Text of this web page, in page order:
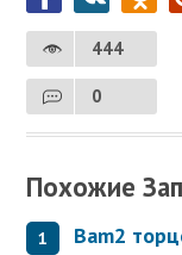
444
0
Похожие
Bam2